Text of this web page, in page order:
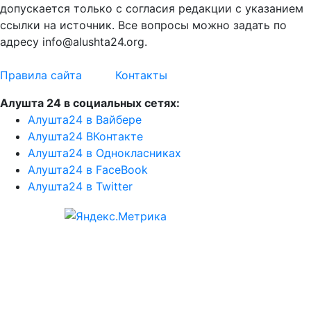
допускается только с согласия редакции с указанием
ссылки на источник. Все вопросы можно задать по
адресу info@alushta24.org.
Правила сайта
Контакты
Алушта 24 в социальных сетях:
Алушта24 в Вайбере
Алушта24 ВКонтакте
Алушта24 в Однокласниках
Алушта24 в FaceBook
Алушта24 в Twitter